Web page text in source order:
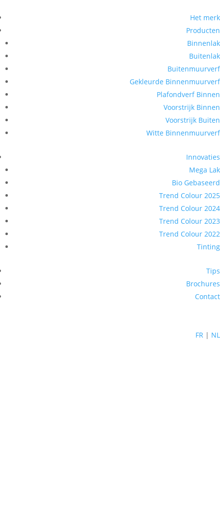
Het merk
Producten
Binnenlak
Buitenlak
Buitenmuurverf
Gekleurde Binnenmuurverf
Plafondverf Binnen
Voorstrijk Binnen
Voorstrijk Buiten
Witte Binnenmuurverf
Innovaties
Mega Lak
Bio Gebaseerd
Trend Colour 2025
Trend Colour 2024
Trend Colour 2023
Trend Colour 2022
Tinting
Tips
Brochures
Contact
FR | NL